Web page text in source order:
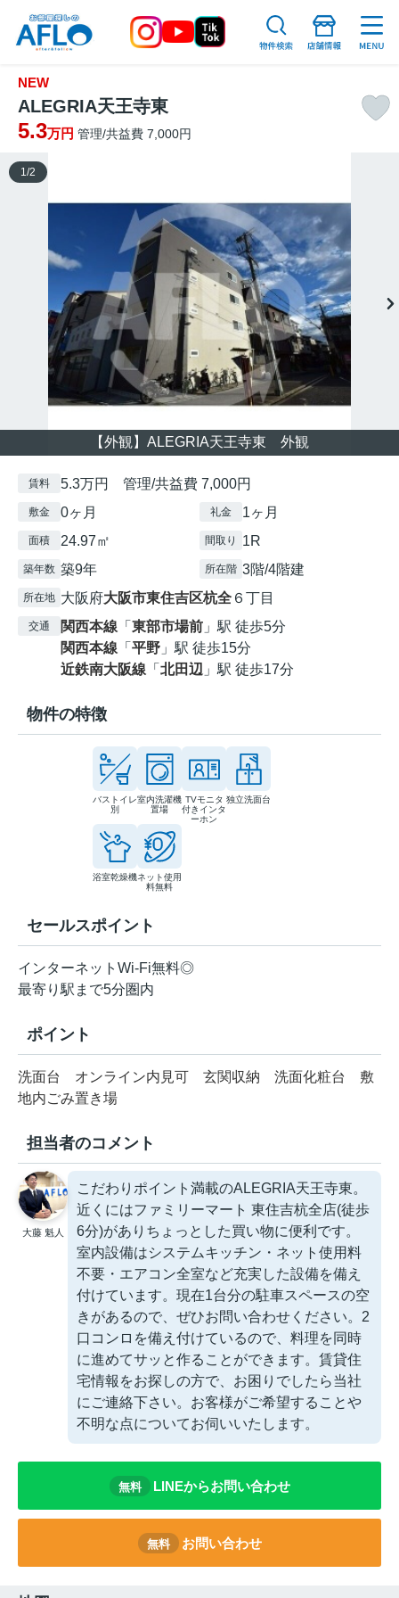
NEW
ALEGRIA天王寺東
5.3万円 管理/共益費 7,000円
【外観】ALEGRIA天王寺東 外観
1 /2
賃料 5.3万円 管理/共益費 7,000円
敷金 0ヶ月 礼金 1ヶ月
面積 24.97㎡ 間取り 1R
築年数 築9年 所在階 3階/4階建
所在地 大阪府大阪市東住吉区杭全 ６丁目
交通 関西本線 「 東部市場前 」駅 徒歩5分
関西本線 「 平野 」駅 徒歩15分
近鉄南大阪線 「 北田辺 」駅 徒歩17分
物件の特徴
バストイレ
別
室内洗濯機
置場
TVモニタ
付きインタ
ーホン
独立洗面台
浴室乾燥機ネット使用
料無料
セールスポイント
インターネットWi-Fi無料◎
最寄り駅まで5分圏内
ポイント
洗面台 オンライン内見可 玄関収納 洗面化粧台
敷
地内ごみ置き場
担当者のコメント
大藤 魁人
こだわりポイント満載のALEGRIA天王寺東。
近くにはファミリーマート 東住吉杭全店(徒歩
6分)がありちょっとした買い物に便利です。
室内設備はシステムキッチン・ネット使用料
不要・エアコン全室など充実した設備を備え
付けています。現在1台分の駐車スペースの空
きがあるので、ぜひお問い合わせください。2
口コンロを備え付けているので、料理を同時
に進めてサッと作ることができます。賃貸住
宅情報をお探しの方で、お困りでしたら当社
にご連絡下さい。お客様がご希望することや
不明な点についてお伺いいたします。
無料 LINEからお問い合わせ
無料 お問い合わせ